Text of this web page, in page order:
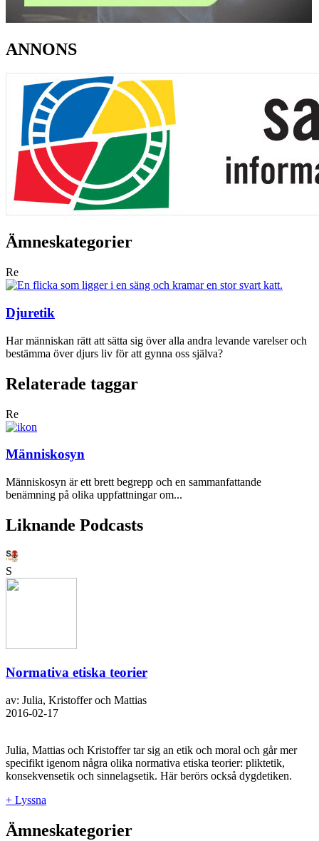
ANNONS
Ämneskategorier
Re
Djuretik
Har människan rätt att sätta sig över alla andra levande varelser och
bestämma över djurs liv för att gynna oss själva?
Relaterade taggar
Re
Människosyn
Människosyn är ett brett begrepp och en sammanfattande
benämning på olika uppfattningar om...
Liknande Podcasts
S
Normativa etiska teorier
av: Julia, Kristoffer och Mattias
2016-02-17
Julia, Mattias och Kristoffer tar sig an etik och moral och går mer
specifikt igenom några olika normativa etiska teorier: pliktetik,
konsekvensetik och sinnelagsetik. Här berörs också dygdetiken.
+ Lyssna
Ämneskategorier